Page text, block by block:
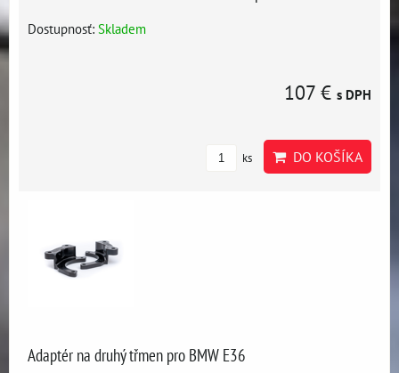
Dostupnosť: Skladem
107 € s DPH
ks DO KOŠÍKA
Adaptér na druhý třmen pro BMW E36